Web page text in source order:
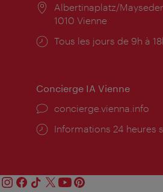
Lieu:
Albertinaplatz/
1010 Vienne
Horaires
Tous les jours de 9h à
Concierge IA Vienne
Ort:
concierge.vienna.info
Öffnungszeiten:
Informations 24 heures